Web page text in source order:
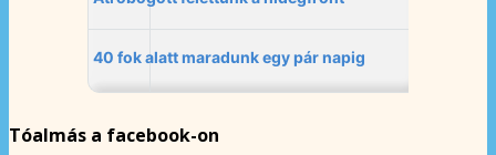
Tóalmás a facebook-on